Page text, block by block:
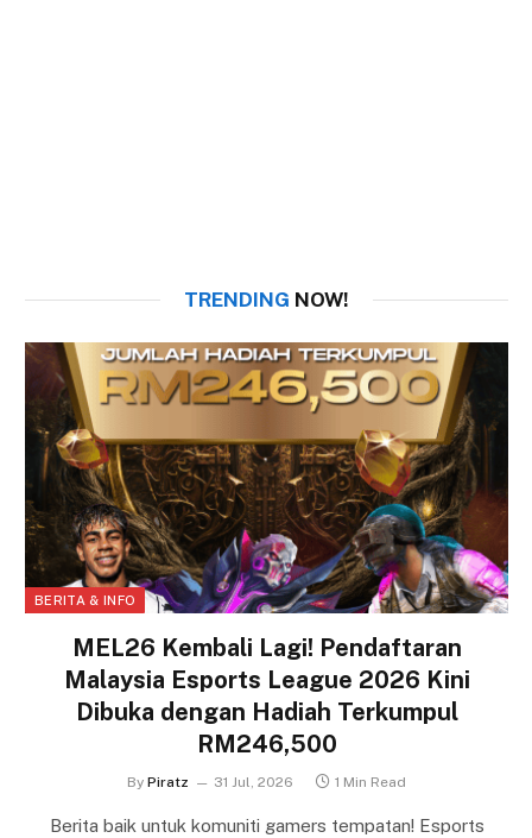
TRENDING NOW!
BERITA & INFO
MEL26 Kembali Lagi! Pendaftaran
Malaysia Esports League 2026 Kini
Dibuka dengan Hadiah Terkumpul
RM246,500
By Piratz 31 Jul, 2026 1 Min Read
Berita baik untuk komuniti gamers tempatan! Esports